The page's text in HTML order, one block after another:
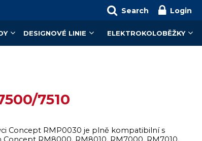
Login
Search
ELEKTROKOLOBĚŽKY
DESIGNOVÉ LINIE
7510
Concept RMP0030 je plně kompatibilní s